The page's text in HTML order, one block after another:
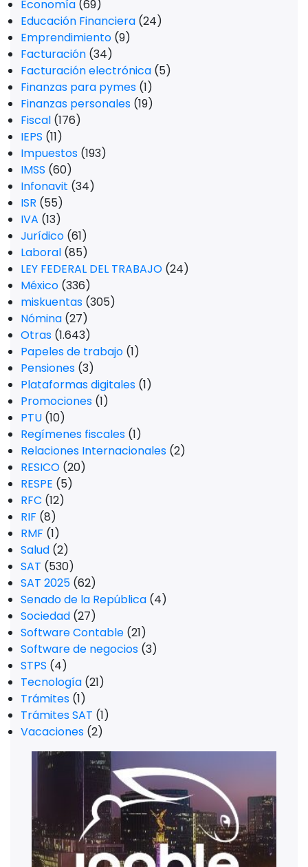
Economía (69)
Educación Financiera (24)
Emprendimiento (9)
Facturación (34)
Facturación electrónica (5)
Finanzas para pymes (1)
Finanzas personales (19)
Fiscal (176)
IEPS (11)
Impuestos (193)
IMSS (60)
Infonavit (34)
ISR (55)
IVA (13)
Jurídico (61)
Laboral (85)
LEY FEDERAL DEL TRABAJO (24)
México (336)
miskuentas (305)
Nómina (27)
Otras (1.643)
Papeles de trabajo (1)
Pensiones (3)
Plataformas digitales (1)
Promociones (1)
PTU (10)
Regímenes fiscales (1)
Relaciones Internacionales (2)
RESICO (20)
RESPE (5)
RFC (12)
RIF (8)
RMF (1)
Salud (2)
SAT (530)
SAT 2025 (62)
Senado de la República (4)
Sociedad (27)
Software Contable (21)
Software de negocios (3)
STPS (4)
Tecnología (21)
Trámites (1)
Trámites SAT (1)
Vacaciones (2)